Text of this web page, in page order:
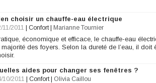
choisir un chauffe-eau électrique
11/2011 Confort| Marianne Tournier
économique et efficace, le chauffe-eau
des foyers. Selon la dureté de l’eau, il
aides pour changer ses fenêtres ?
10/2011 Confort| Olivia Caillou